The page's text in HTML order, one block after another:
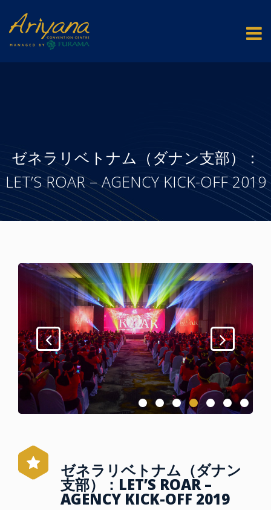
ゼネラリベトナム（ダナン支部）：
LET’S ROAR – AGENCY KICK-OFF 2019
ゼネラリベトナム（ダナン
支部）：LET’S ROAR –
AGENCY KICK-OFF 2019